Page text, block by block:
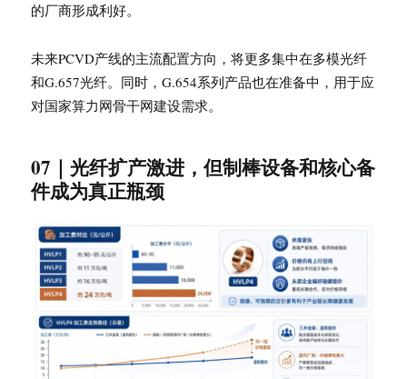
的厂商形成利好。
未来PCVD产线的主流配置方向，将更多集中在多模光纤
和G.657光纤。同时，G.654系列产品也在准备中，用于应
对国家算力网骨干网建设需求。
07｜光纤扩产激进，但制棒设备和核心备
件成为真正瓶颈